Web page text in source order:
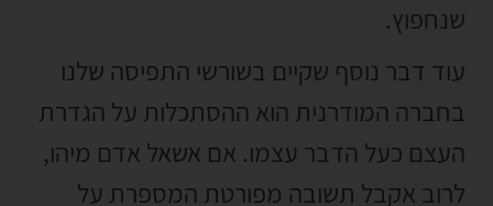
שנחפוץ.
עוד דבר נוסף שקיים בשורשי התפיסה שלנו
בחברה המודרנית הוא ההסתכלות על הגדרת
העצם כעל הדבר עצמו. אם אשאל אדם מיהו,
לרוב אקבל תשובה מפורטת המספרת על